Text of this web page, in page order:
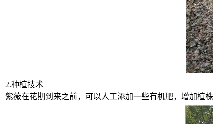
2.种植技术
紫薇在花期到来之前，可以人工添加一些有机肥，增加植